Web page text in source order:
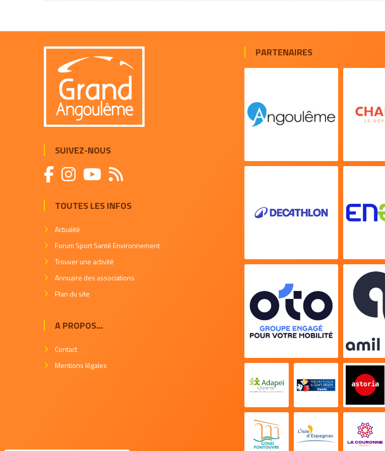
SUIVEZ-NOUS
TOUTES LES INFOS
Actualité
Forum Sport Santé Environnement
Trouver une activité
Annuaire des associations
Plan du site
A PROPOS…
Contact
Mentions légales
PARTENAIRES